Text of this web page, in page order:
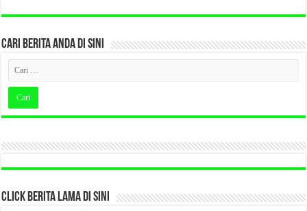
CARI BERITA ANDA DI SINI
CLICK BERITA LAMA DI SINI